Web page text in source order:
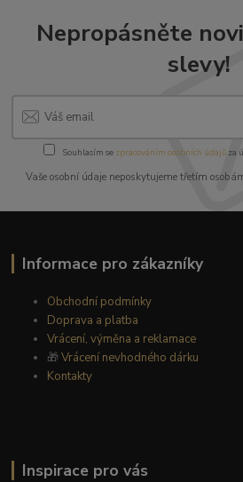
Nepropásněte
slevy!
Souhlasím se zpracováním osobních údajůza
Vaše osobní údaje neposkytujeme třetím
Informace pro zákazníky
Obchodní podmínky
Doprava a platba
Vrácení, výměna a reklamace
🎁Vrácení nevhodného dárku
Kontakty
Inspirace pro vás